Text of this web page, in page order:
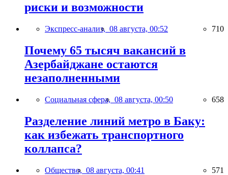
риски и возможности
Экспресс-анализ, 08 августа, 00:52 710
Почему 65 тысяч вакансий в
Азербайджане остаются
незаполненными
Социальная сфера, 08 августа, 00:50 658
Разделение линий метро в Баку:
как избежать транспортного
коллапса?
Общество, 08 августа, 00:41 571